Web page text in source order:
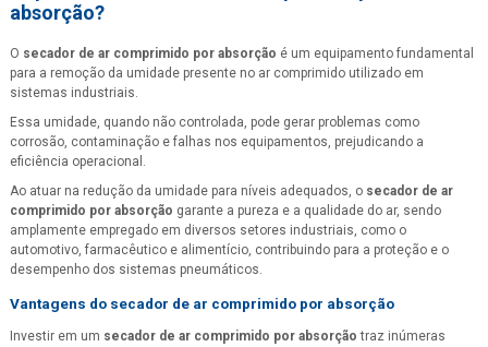
absorção?
O secador de ar comprimido por absorção é um equipamento fundamental
para a remoção da umidade presente no ar comprimido utilizado em
sistemas industriais.
Essa umidade, quando não controlada, pode gerar problemas como
corrosão, contaminação e falhas nos equipamentos, prejudicando a
eficiência operacional.
Ao atuar na redução da umidade para níveis adequados, o secador de ar
comprimido por absorção garante a pureza e a qualidade do ar, sendo
amplamente empregado em diversos setores industriais, como o
automotivo, farmacêutico e alimentício, contribuindo para a proteção e o
desempenho dos sistemas pneumáticos.
Vantagens do secador de ar comprimido por absorção
Investir em um secador de ar comprimido por absorção traz inúmeras